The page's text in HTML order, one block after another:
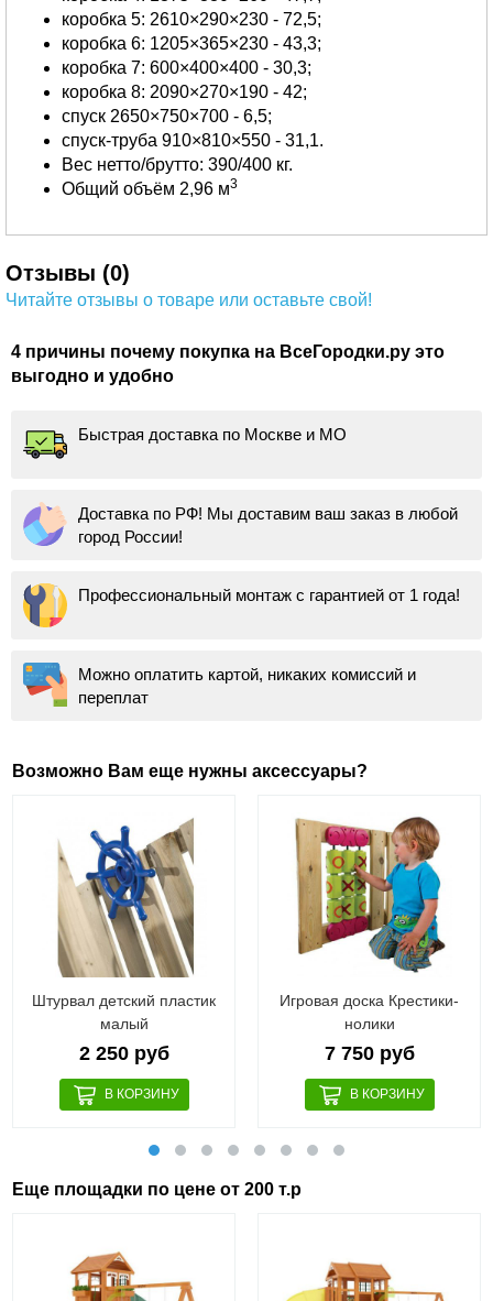
коробка 5: 2610×290×230 - 72,5;
коробка 6: 1205×365×230 - 43,3;
коробка 7: 600×400×400 - 30,3;
коробка 8: 2090×270×190 - 42;
спуск 2650×750×700 - 6,5;
спуск-труба 910×810×550 - 31,1.
Вес нетто/брутто: 390/400 кг.
Общий объём 2,96 м3
Отзывы (0)
Читайте отзывы о товаре или оставьте свой!
4 причины почему покупка на ВсеГородки.ру это
выгодно и удобно
Быстрая доставка по Москве и МО
Доставка по РФ! Мы доставим ваш заказ в любой
город России!
Профессиональный монтаж с гарантией от 1 года!
Можно оплатить картой, никаких комиссий и
переплат
Возможно Вам еще нужны аксессуары?
Штурвал детский пластик
малый
2 250 руб
Игровая доска Крестики-
нолики
7 750 руб
Еще площадки по цене от 200 т.р